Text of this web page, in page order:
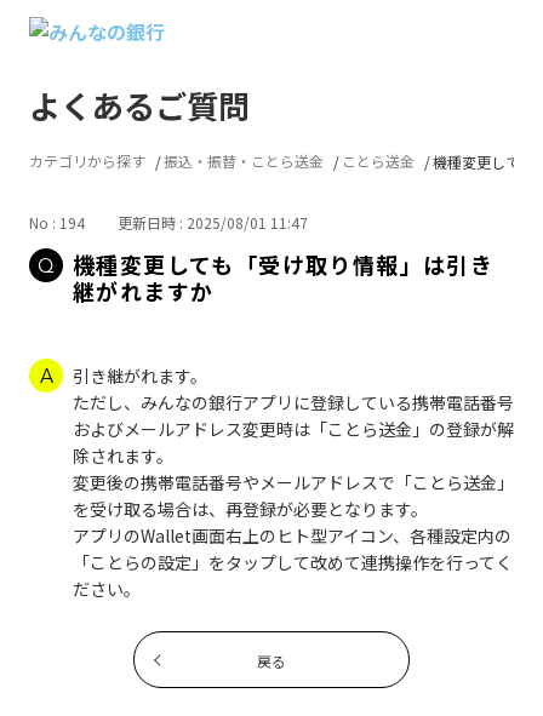
よくあるご質問
カテゴリから探す 振込・振替・ことら送金 ことら送金 機種変更しても
No : 194 更新日時 : 2025/08/01 11:47
機種変更しても「受け取り情報」は引き
継がれますか
引き継がれます。
ただし、みんなの銀行アプリに登録している携帯電話番号
およびメールアドレス変更時は「ことら送金」の登録が解
除されます。
変更後の携帯電話番号やメールアドレスで「ことら送金」
を受け取る場合は、再登録が必要となります。
アプリのWallet画面右上のヒト型アイコン、各種設定内の
「ことらの設定」をタップして改めて連携操作を行ってく
ださい。
戻る